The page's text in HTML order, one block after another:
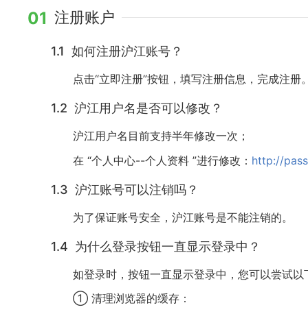
01 注册账户
1.1 如何注册沪江账号？
点击“立即注册”按钮，填写注册信息，完成注册
1.2 沪江用户名是否可以修改？
沪江用户名目前支持半年修改一次；
在 “个人中心--个人资料 ”进行修改： http://
1.3 沪江账号可以注销吗？
为了保证账号安全，沪江账号是不能注销的。
1.4 为什么登录按钮一直显示登录中？
如登录时，按钮一直显示登录中，您可以尝试以
① 清理浏览器的缓存：